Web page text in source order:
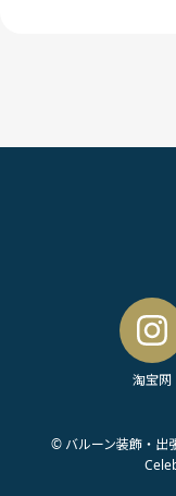
淘宝网
© バルーン装飾・出